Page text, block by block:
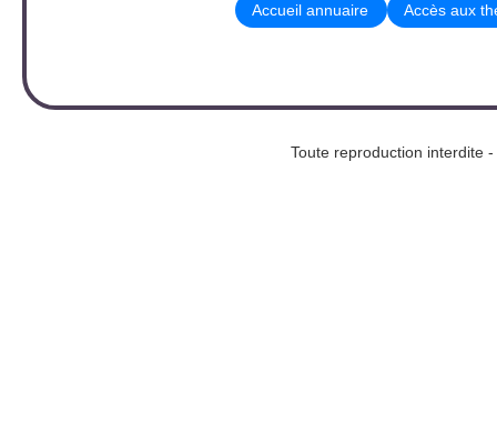
Accueil annuaire Accès aux
Toute reproduction interdite